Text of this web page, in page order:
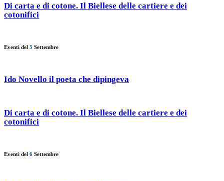
Di carta e di cotone. Il Biellese delle cartiere e dei
cotonifici
Eventi del 5 Settembre
Ido Novello il poeta che dipingeva
Di carta e di cotone. Il Biellese delle cartiere e dei
cotonifici
Eventi del 6 Settembre